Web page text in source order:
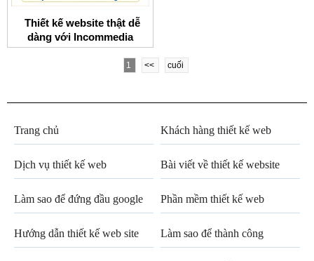
Thiết kế website thật dễ
dàng với Incommedia
Website X5
1 << cuối
Trang chủ Khách hàng thiết kế web
Dịch vụ thiết kế web Bài viết về thiết kế website
Làm sao để đứng đầu google Phần mềm thiết kế web
Hướng dẫn thiết kế web site Làm sao để thành công